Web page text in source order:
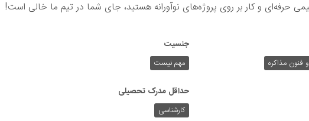
حرفه‌ای و کار بر روی پروژه‌های نوآورانه هستید، جای شما در تیم ما خالی است!
فنون مذاکره
جنسیت
مهم نیست
حداقل مدرک تحصیلی
کارشناسی